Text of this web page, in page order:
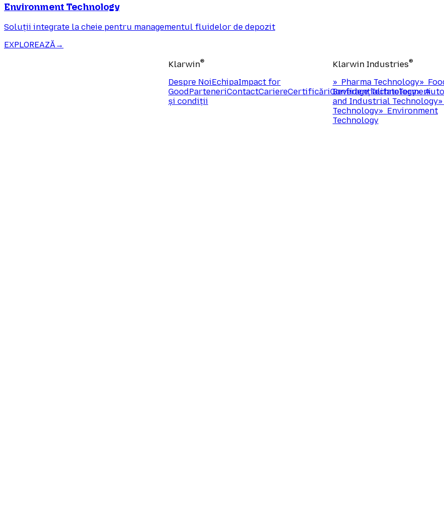
Environment Technology
Soluții integrate la cheie pentru managementul fluidelor de depozit
EXPLOREAZĂ →
Klarwin®
Despre NoiEchipaImpact for
GoodParteneriContactCariereCertificăriConfidențialitateTermeni
și condiții
Klarwin Industries®
» Pharma Technology»
Beverage Technology»
and Industrial Technology»
Technology» Environment
Technology